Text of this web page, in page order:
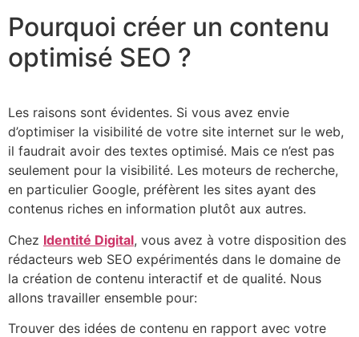
Pourquoi créer un contenu
optimisé SEO ?
Les raisons sont évidentes. Si vous avez envie
d’optimiser la visibilité de votre site internet sur le web,
il faudrait avoir des textes optimisé. Mais ce n’est pas
seulement pour la visibilité. Les moteurs de recherche,
en particulier Google, préfèrent les sites ayant des
contenus riches en information plutôt aux autres.
Chez Identité Digital, vous avez à votre disposition des
rédacteurs web SEO expérimentés dans le domaine de
la création de contenu interactif et de qualité. Nous
allons travailler ensemble pour:
Trouver des idées de contenu en rapport avec votre